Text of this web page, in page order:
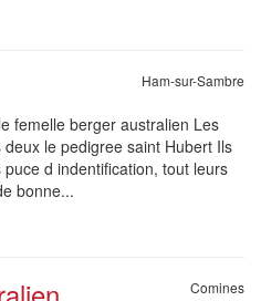
Ham-sur-Sambre
femelle berger australien Les
le pedigree saint Hubert Ils
d indentification, tout leurs
bonne...
Comines